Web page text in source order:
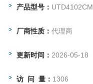
产品型号： UTD4102CM
厂商性质：代理商
更新时间：2026-05-18
访 问 量： 1306